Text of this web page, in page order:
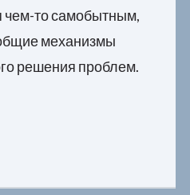
чем-то самобытным,
механизмы
решения проблем.